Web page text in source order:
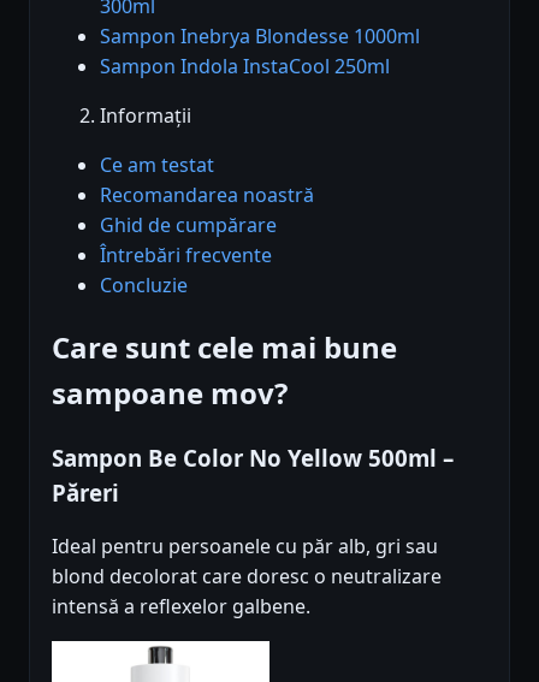
300ml
Sampon Inebrya Blondesse 1000ml
Sampon Indola InstaCool 250ml
Informații
Ce am testat
Recomandarea noastră
Ghid de cumpărare
Întrebări frecvente
Concluzie
Care sunt cele mai bune
sampoane mov?
Sampon Be Color No Yellow 500ml –
Păreri
Ideal pentru persoanele cu păr alb, gri sau
blond decolorat care doresc o neutralizare
intensă a reflexelor galbene.